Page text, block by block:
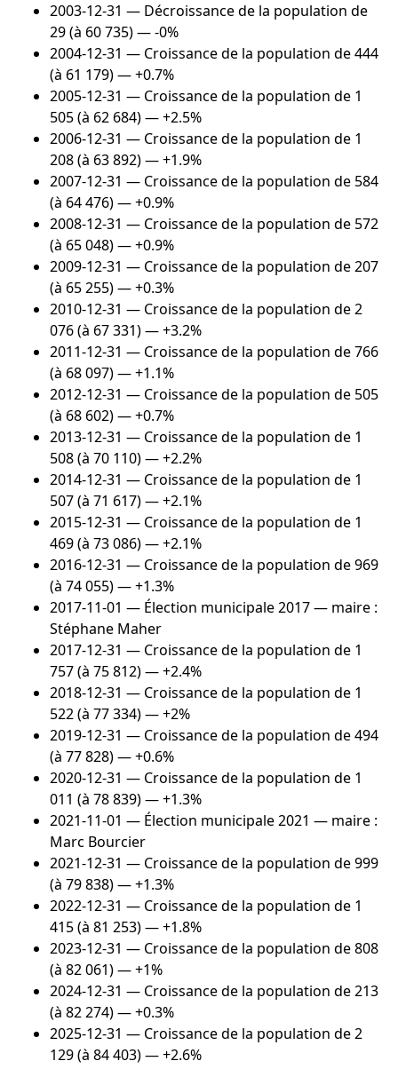
2003-12-31 — Décroissance de la population de
29 (à 60 735) — -0%
2004-12-31 — Croissance de la population de 444
(à 61 179) — +0.7%
2005-12-31 — Croissance de la population de 1
505 (à 62 684) — +2.5%
2006-12-31 — Croissance de la population de 1
208 (à 63 892) — +1.9%
2007-12-31 — Croissance de la population de 584
(à 64 476) — +0.9%
2008-12-31 — Croissance de la population de 572
(à 65 048) — +0.9%
2009-12-31 — Croissance de la population de 207
(à 65 255) — +0.3%
2010-12-31 — Croissance de la population de 2
076 (à 67 331) — +3.2%
2011-12-31 — Croissance de la population de 766
(à 68 097) — +1.1%
2012-12-31 — Croissance de la population de 505
(à 68 602) — +0.7%
2013-12-31 — Croissance de la population de 1
508 (à 70 110) — +2.2%
2014-12-31 — Croissance de la population de 1
507 (à 71 617) — +2.1%
2015-12-31 — Croissance de la population de 1
469 (à 73 086) — +2.1%
2016-12-31 — Croissance de la population de 969
(à 74 055) — +1.3%
2017-11-01 — Élection municipale 2017 — maire :
Stéphane Maher
2017-12-31 — Croissance de la population de 1
757 (à 75 812) — +2.4%
2018-12-31 — Croissance de la population de 1
522 (à 77 334) — +2%
2019-12-31 — Croissance de la population de 494
(à 77 828) — +0.6%
2020-12-31 — Croissance de la population de 1
011 (à 78 839) — +1.3%
2021-11-01 — Élection municipale 2021 — maire :
Marc Bourcier
2021-12-31 — Croissance de la population de 999
(à 79 838) — +1.3%
2022-12-31 — Croissance de la population de 1
415 (à 81 253) — +1.8%
2023-12-31 — Croissance de la population de 808
(à 82 061) — +1%
2024-12-31 — Croissance de la population de 213
(à 82 274) — +0.3%
2025-12-31 — Croissance de la population de 2
129 (à 84 403) — +2.6%